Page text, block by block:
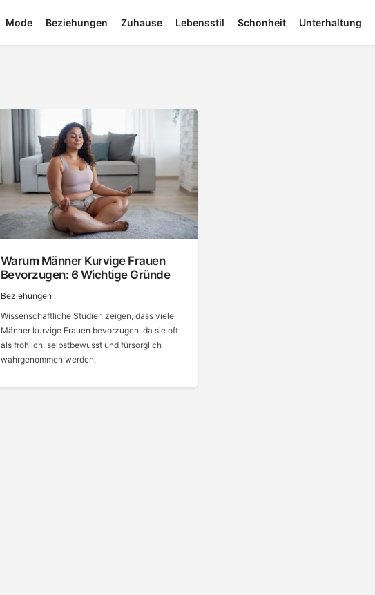
Mode Beziehungen Zuhause Lebensstil Schonheit Unterhaltung
Warum Männer Kurvige Frauen
Bevorzugen: 6 Wichtige Gründe
Beziehungen
Wissenschaftliche Studien zeigen, dass viele
Männer kurvige Frauen bevorzugen, da sie oft
als fröhlich, selbstbewusst und fürsorglich
wahrgenommen werden.